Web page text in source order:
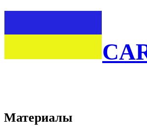
Материалы